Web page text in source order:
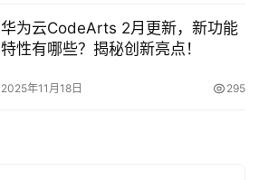
华为云CodeArts 2月更新，新功能
特性有哪些？揭秘创新亮点！
2025年11月18日 295